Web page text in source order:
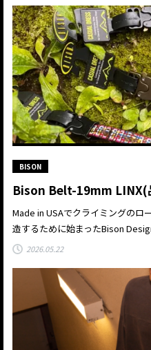
BISON
Bison Belt-19mm
Made in USAでクライミングのロ
造するために始まったBison
2026.05.22